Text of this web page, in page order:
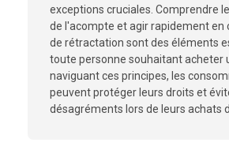
exceptions cruciales. Comprendre
de l'acompte et agir rapidement en
de rétractation sont des éléments
toute personne souhaitant acheter
naviguant ces principes, les
peuvent protéger leurs droits et
désagréments lors de leurs achats